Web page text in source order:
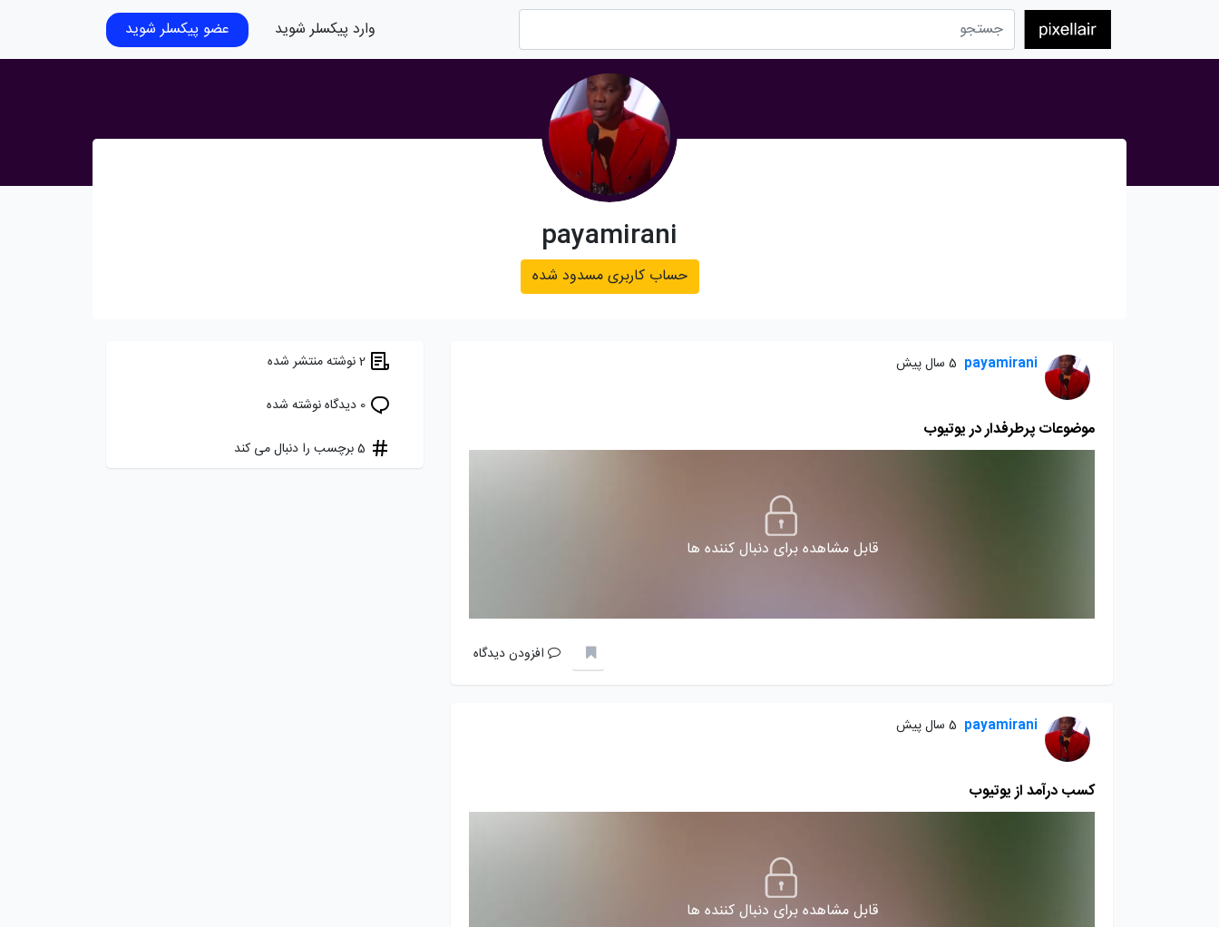
وارد پیکسلر شوید عضو پیکسلر شوید
payamirani
حساب کاربری مسدود شده
payamirani 5 سال پیش
موضوعات پرطرفدار در یوتیوب
قابل مشاهده برای دنبال کننده ها
افزودن دیدگاه
payamirani 5 سال پیش
کسب درآمد از یوتیوب
قابل مشاهده برای دنبال کننده ها